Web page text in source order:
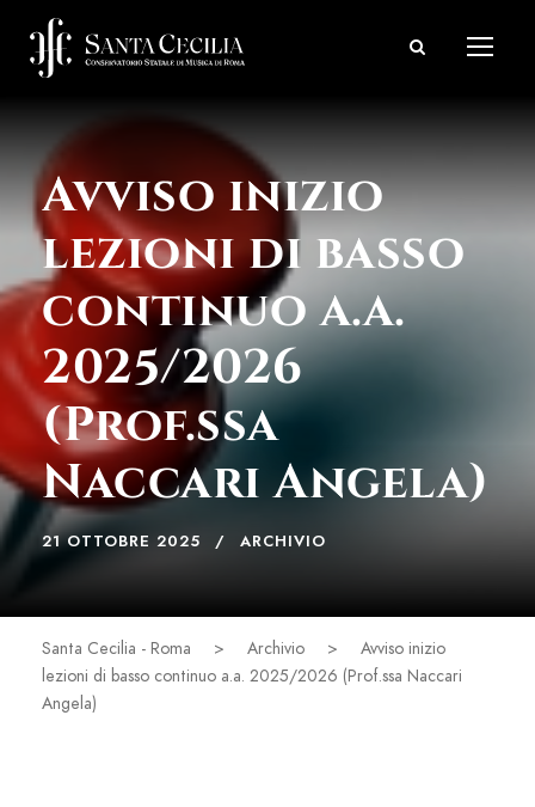
Avviso inizio
lezioni di basso
continuo a.a.
2025/2026
(Prof.ssa
Naccari Angela)
21 OTTOBRE 2025 ARCHIVIO
Santa Cecilia - Roma > Archivio >
Avviso inizio
lezioni di basso continuo a.a. 2025/2026 (Prof.ssa Naccari
Angela)